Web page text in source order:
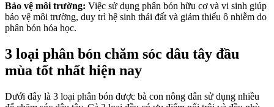
Bảo vệ môi trường: Việc sử dụng phân bón hữu cơ và vi sinh giúp
bảo vệ môi trường, duy trì hệ sinh thái đất và giảm thiểu ô nhiễm do
phân bón hóa học.
3 loại phân bón chăm sóc dâu tây đầu
mùa tốt nhất hiện nay
Dưới đây là 3 loại phân bón được bà con nông dân sử dụng nhiều